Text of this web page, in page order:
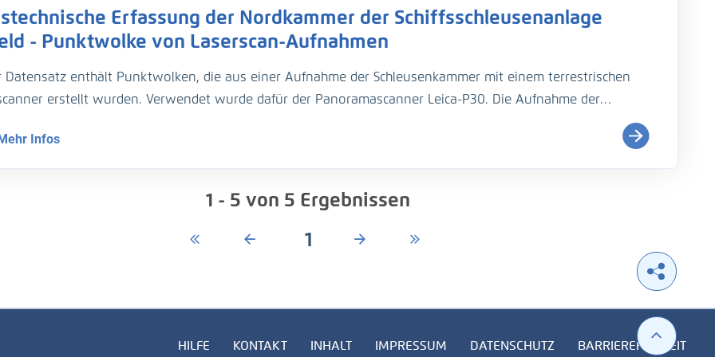
von der Oberkante der Schleusenkammer bzw. des Schleusentores bis zur Sohle, so dass eine
der Einzelbilder von sechzig bis siebzig Prozent gewährleistet werden konnte.
Erfassung der Nordkammer der Schiffsschleusenanlage
- Punktwolke von Laserscan-Aufnahmen
Datensatz enthält Punktwolken, die aus einer Aufnahme der Schleusenkammer mit einem terrestrischen
erstellt wurden. Verwendet wurde dafür der Panoramascanner Leica-P30. Die Aufnahme der
Schleusenkammer erfolgte von mehreren, zehn Meter voneinander entfernten Standorten aus mit einer
effektiven Bodenauflösung von einem Zentimeter.
Infos
1 - 5 von 5 Ergebnissen
1
HILFE KONTAKT INHALT IMPRESSUM DATENSCHUTZ BARRIEREFREIHEIT